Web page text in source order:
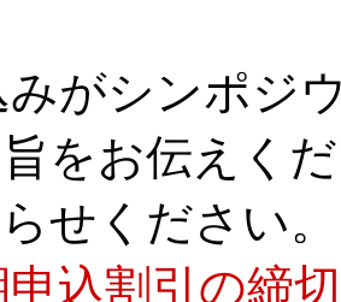
がシンポジ
をお伝えく
せください。
込割引の締